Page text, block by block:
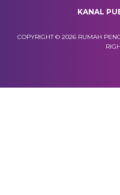
KANAL
COPYRIGHT © 2026 RUMAH